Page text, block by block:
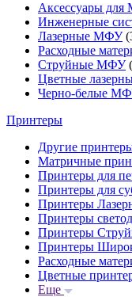
Аксессуары
Инженерные
Лазерные МФУ
Расходные
Струйные МФУ
Цветные
Черно-белые
Принтеры
Другие
Матричные
Принтеры для
Принтеры для
Принтеры
Принтеры
Принтеры
Принтеры
Расходные
Цветные
Еще